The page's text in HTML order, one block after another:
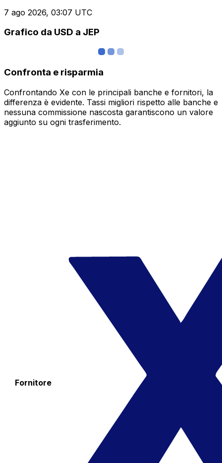
7 ago 2026, 03:07 UTC
Grafico da USD a JEP
Confronta e risparmia
Confrontando Xe con le principali banche e fornitori, la
differenza è evidente. Tassi migliori rispetto alle banche e
nessuna commissione nascosta garantiscono un valore
aggiunto su ogni trasferimento.
Fornitore